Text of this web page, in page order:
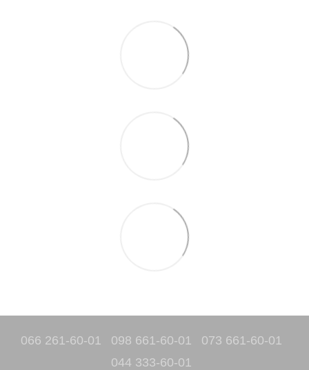
066 261-60-01 098 661-60-01
073 661-60-01
044 333-60-01